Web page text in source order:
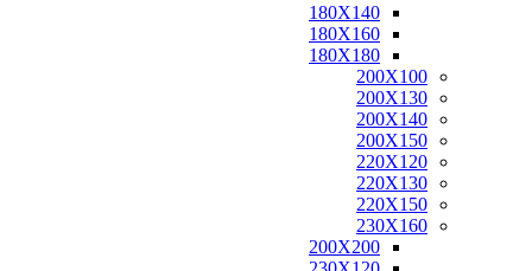
180X140
180X160
180X180
200X100
200X130
200X140
200X150
220X120
220X130
220X150
230X160
200X200